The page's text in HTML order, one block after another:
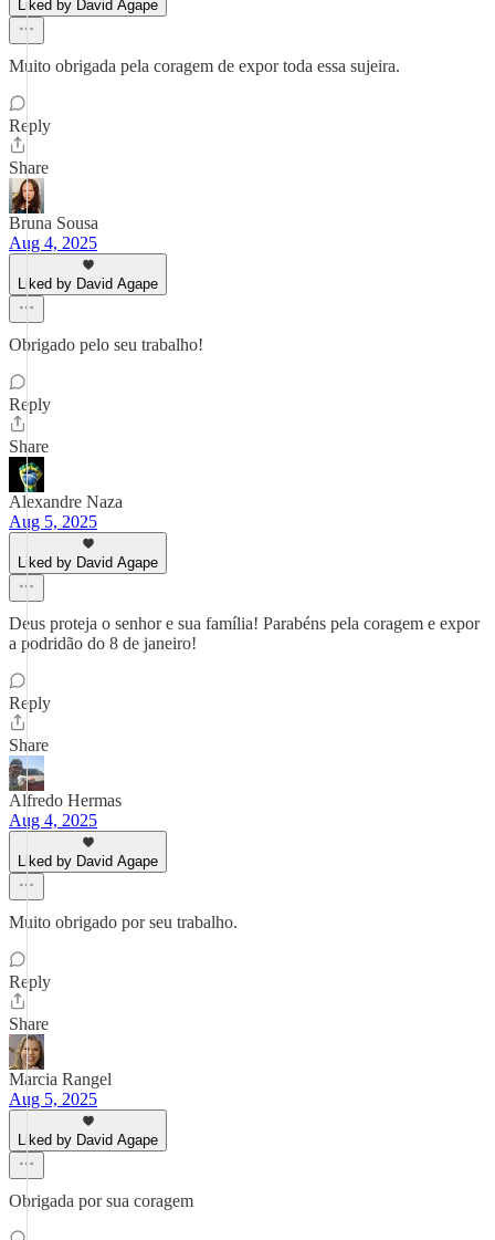
Liked by David Agape
Muito obrigada pela coragem de expor toda essa sujeira.
Reply
Share
Bruna Sousa
Aug 4, 2025
Liked by David Agape
Obrigado pelo seu trabalho!
Reply
Share
Alexandre Naza
Aug 5, 2025
Liked by David Agape
Deus proteja o senhor e sua família! Parabéns pela coragem e expor
a podridão do 8 de janeiro!
Reply
Share
Alfredo Hermas
Aug 4, 2025
Liked by David Agape
Muito obrigado por seu trabalho.
Reply
Share
Marcia Rangel
Aug 5, 2025
Liked by David Agape
Obrigada por sua coragem